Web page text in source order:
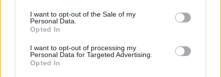
I want to opt-out of the Sale of my
Personal Data.
Opted In
I want to opt-out of processing my
Personal Data for Targeted Advertising.
Opted In
ΣΧΕΤΙΚA AΡΘΡΑ
Τραγωδία στην Εύβοια: Νεκρός 37χρονος μετά από
ΚΡΗΤΗ 23:19
Τραγωδία στην Εύβοια: Νεκρός
Τραγωδία στην Εύβοια: Νεκρός